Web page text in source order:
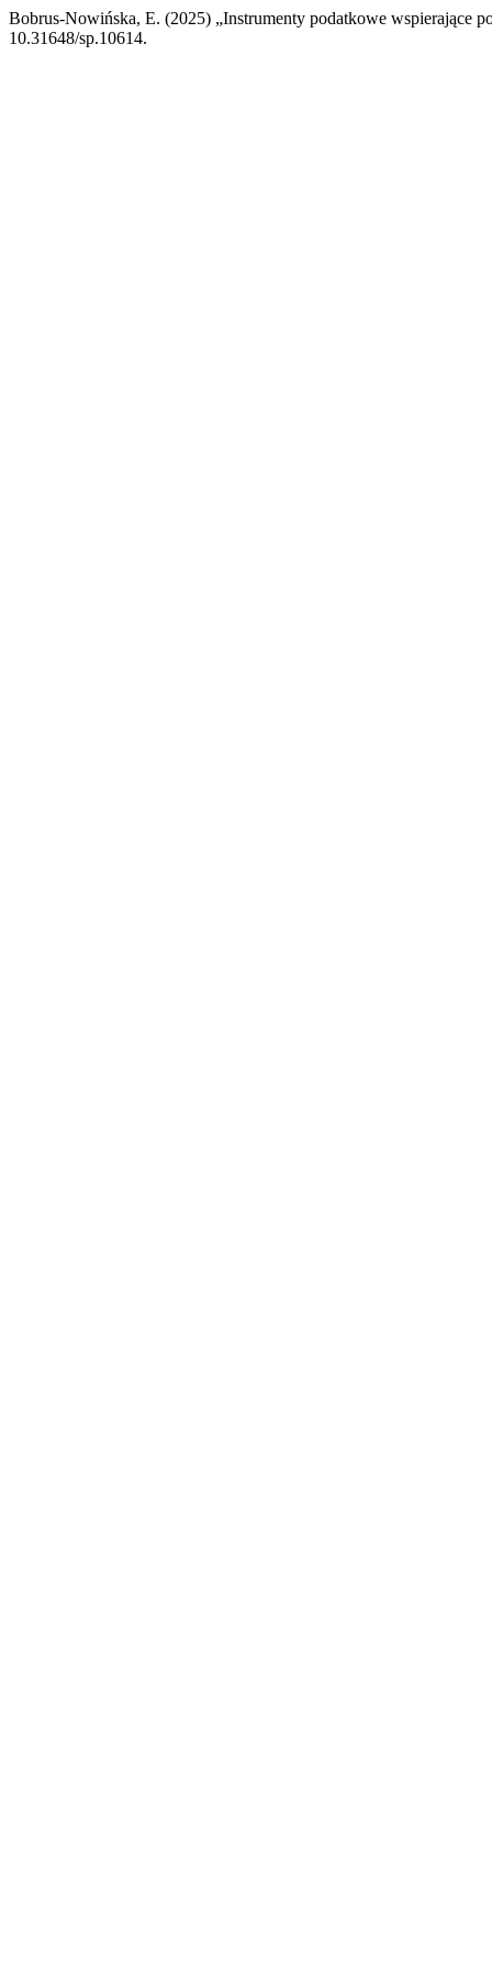
Bobrus-Nowińska, E. (2025) „Instrumenty podatkowe wspierające
10.31648/sp.10614.